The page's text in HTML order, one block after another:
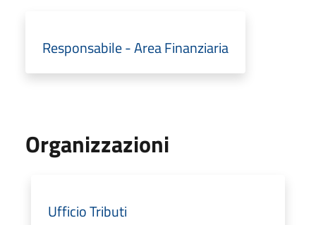
Responsabile - Area Finanziaria
Organizzazioni
Ufficio Tributi